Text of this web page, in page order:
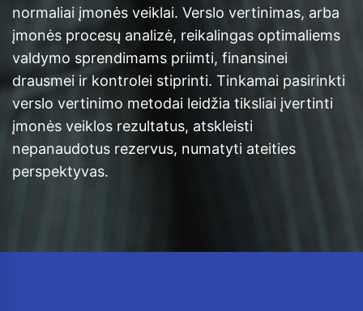
normaliai įmonės veiklai. Verslo vertinimas, arba
įmonės procesų analizė, reikalingas optimaliems
valdymo sprendimams priimti, finansinei
drausmei ir kontrolei stiprinti. Tinkamai pasirinkti
verslo vertinimo metodai leidžia tiksliai įvertinti
įmonės veiklos rezultatus, atskleisti
nepanaudotus rezervus, numatyti ateities
perspektyvas.